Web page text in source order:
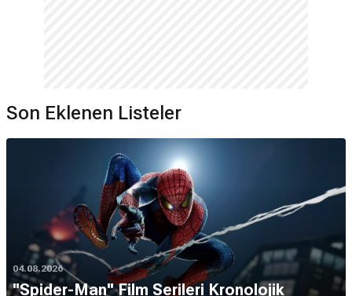
Son Eklenen Listeler
04.08.2026
''Spider-Man'' Film Serileri Kronolojik